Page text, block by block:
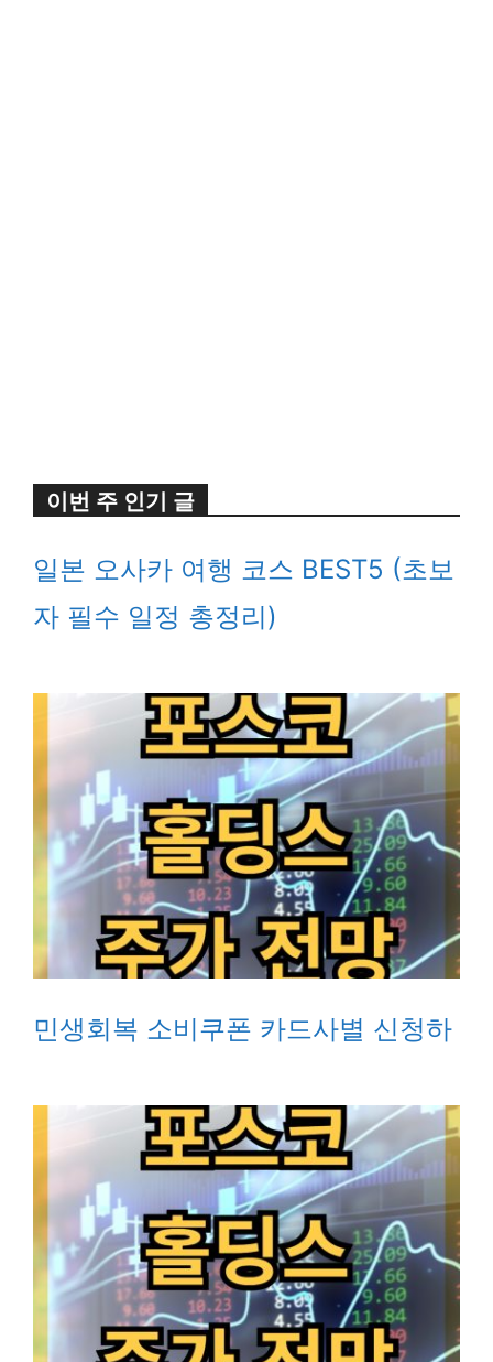
이번 주 인기 글
일본 오사카 여행 코스 BEST5 (초보
자 필수 일정 총정리)
민생회복 소비쿠폰 카드사별 신청하